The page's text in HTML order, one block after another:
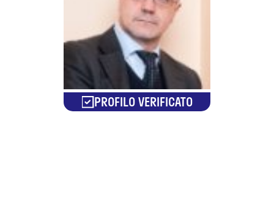
PROFILO VERIFICATO